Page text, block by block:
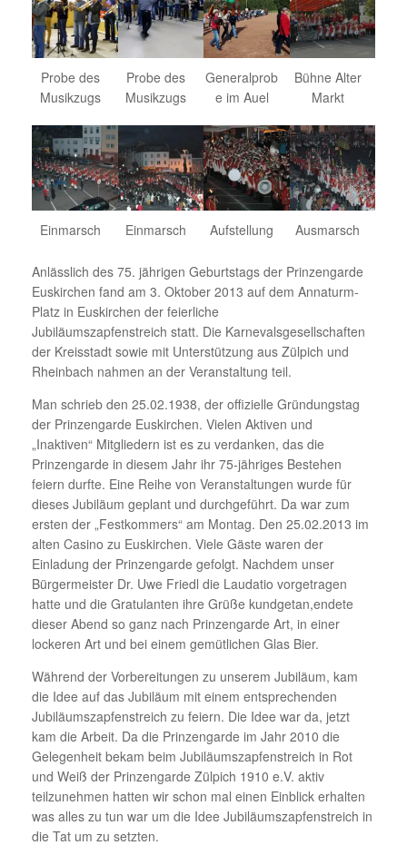
Probe des
Musikzugs
Probe des
Musikzugs
Generalprob
e im Auel
Bühne Alter
Markt
Einmarsch Einmarsch Aufstellung Ausmarsch
Anlässlich des 75. jährigen Geburtstags der Prinzengarde
Euskirchen fand am 3. Oktober 2013 auf dem Annaturm-
Platz in Euskirchen der feierliche
Jubiläumszapfenstreich statt. Die Karnevalsgesellschaften
der Kreisstadt sowie mit Unterstützung aus Zülpich und
Rheinbach nahmen an der Veranstaltung teil.
Man schrieb den 25.02.1938, der offizielle Gründungstag
der Prinzengarde Euskirchen. Vielen Aktiven und
„Inaktiven“ Mitgliedern ist es zu verdanken, das die
Prinzengarde in diesem Jahr ihr 75-jähriges Bestehen
feiern durfte. Eine Reihe von Veranstaltungen wurde für
dieses Jubiläum geplant und durchgeführt. Da war zum
ersten der „Festkommers“ am Montag. Den 25.02.2013 im
alten Casino zu Euskirchen. Viele Gäste waren der
Einladung der Prinzengarde gefolgt. Nachdem unser
Bürgermeister Dr. Uwe Friedl die Laudatio vorgetragen
hatte und die Gratulanten ihre Grüße kundgetan,endete
dieser Abend so ganz nach Prinzengarde Art, in einer
lockeren Art und bei einem gemütlichen Glas Bier.
Während der Vorbereitungen zu unserem Jubiläum, kam
die Idee auf das Jubiläum mit einem entsprechenden
Jubiläumszapfenstreich zu feiern. Die Idee war da, jetzt
kam die Arbeit. Da die Prinzengarde im Jahr 2010 die
Gelegenheit bekam beim Jubiläumszapfenstreich in Rot
und Weiß der Prinzengarde Zülpich 1910 e.V. aktiv
teilzunehmen hatten wir schon mal einen Einblick erhalten
was alles zu tun war um die Idee Jubiläumszapfenstreich in
die Tat um zu setzten.